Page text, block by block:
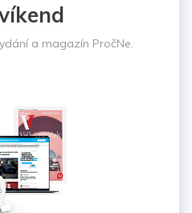
a magazín PročNe.